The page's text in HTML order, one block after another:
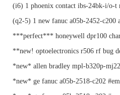
(i6) 1 phoenix contact ibs-24bk-i/o-t
(q2-5) 1 new fanuc a05b-2452-c200
***perfect*** honeywell dpr100
**new! optoelectronics r506 rf bug
*new* allen bradley mpl-b320p-
*new* ge fanuc a05b-2518-c202